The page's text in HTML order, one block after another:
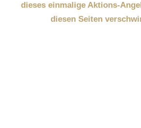
dieses einmalige Aktions-
diesen Seiten